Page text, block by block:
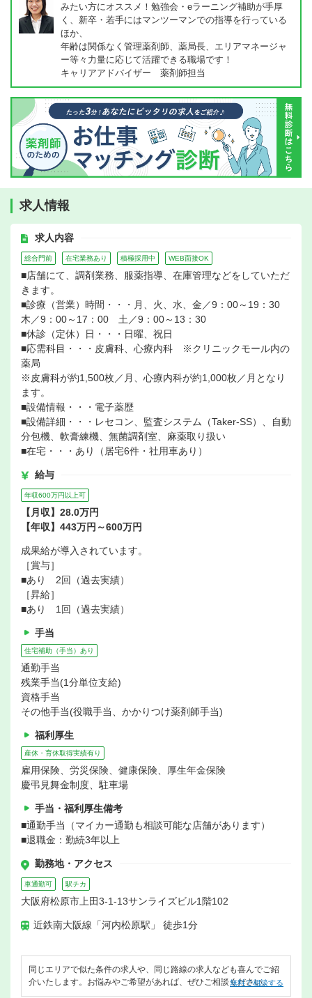
みたい方にオススメ！勉強会・eラーニング補助が手厚
く、新卒・若手にはマンツーマンでの指導を行っている
ほか、
年齢は関係なく管理薬剤師、薬局長、エリアマネージャ
ー等々力量に応じて活躍できる職場です！
キャリアアドバイザー 薬剤師担当
求人情報
求人内容
総合門前 在宅業務あり 積極採用中 WEB面接OK
■店舗にて、調剤業務、服薬指導、在庫管理などをしていただ
きます。
■診療（営業）時間・・・月、火、水、金／9：00～19：30
木／9：00～17：00 土／9：00～13：30
■休診（定休）日・・・日曜、祝日
■応需科目・・・皮膚科、心療内科 ※クリニックモール内の
薬局
※皮膚科が約1,500枚／月、心療内科が約1,000枚／月となり
ます。
■設備情報・・・電子薬歴
■設備詳細・・・レセコン、監査システム（Taker-SS）、自動
分包機、軟膏練機、無菌調剤室、麻薬取り扱い
■在宅・・・あり（居宅6件・社用車あり）
給与
年収600万円以上可
【月収】28.0万円
【年収】443万円～600万円
成果給が導入されています。
［賞与］
■あり 2回（過去実績）
［昇給］
■あり 1回（過去実績）
手当
住宅補助（手当）あり
通勤手当
残業手当(1分単位支給)
資格手当
その他手当(役職手当、かかりつけ薬剤師手当)
福利厚生
産休・育休取得実績有り
雇用保険、労災保険、健康保険、厚生年金保険
慶弔見舞金制度、駐車場
手当・福利厚生備考
■通勤手当（マイカー通勤も相談可能な店舗があります）
■退職金：勤続3年以上
勤務地・アクセス
車通勤可 駅チカ
大阪府松原市上田3-1-13サンライズビル1階102
近鉄南大阪線「河内松原駅」 徒歩1分
同じエリアで似た条件の求人や、同じ路線の求人なども喜んでご紹
介いたします。お悩みやご希望があれば、ぜひご相談ください。
無料で相談する